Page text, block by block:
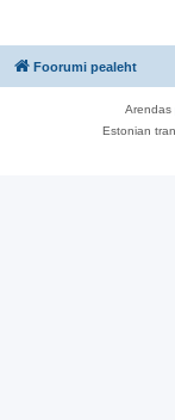
Foorumi pealeht
Arendas
Estonian